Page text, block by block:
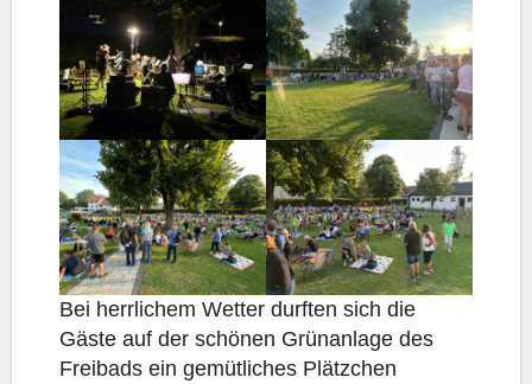
Bei herrlichem Wetter durften sich die
Gäste auf der schönen Grünanlage des
Freibads ein gemütliches Plätzchen